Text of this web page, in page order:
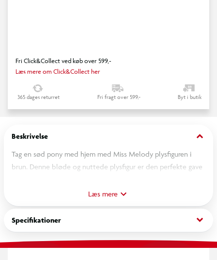
Fri Click&Collect ved køb over 599,-
Læs mere om Click&Collect her
365 dages returret Fri fragt over 599,- Byt i butik
Beskrivelse keyboard_arrow_down
Tag en sød pony med hjem med Miss Melody plysfiguren i
brun. Denne bløde og nuttede plysfigur er den perfekte gave
Læs mere
Specifikationer keyboard_arrow_down